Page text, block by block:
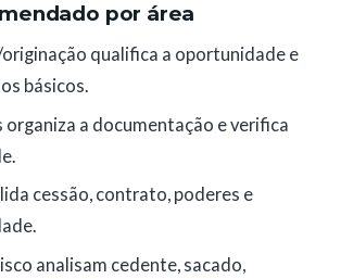
por área
qualifica a oportunidade e
básicos.
organiza a documentação e verifica
cessão, contrato, poderes e
analisam cedente, sacado,